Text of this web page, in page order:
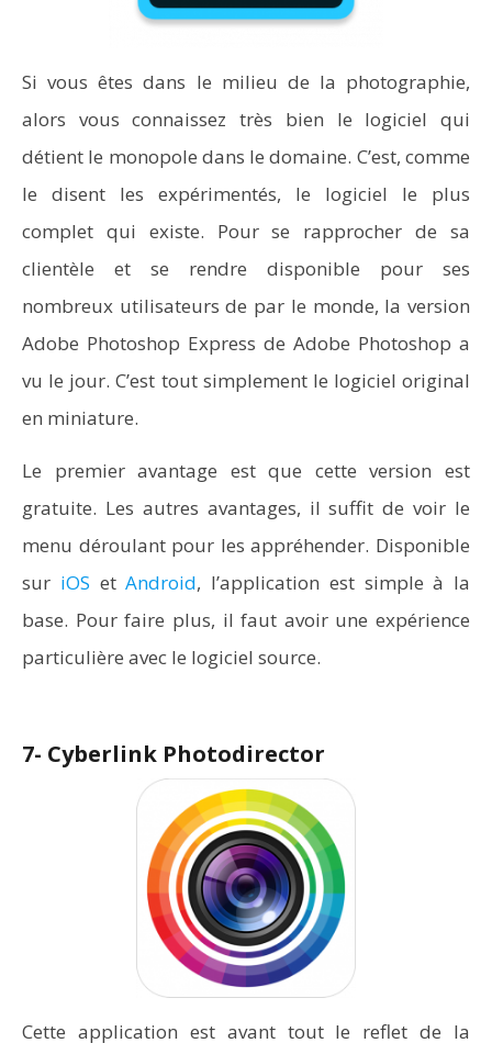
Si vous êtes dans le milieu de la photographie,
alors vous connaissez très bien le logiciel qui
détient le monopole dans le domaine. C’est, comme
le disent les expérimentés, le logiciel le plus
complet qui existe. Pour se rapprocher de sa
clientèle et se rendre disponible pour ses
nombreux utilisateurs de par le monde, la version
Adobe Photoshop Express de Adobe Photoshop a
vu le jour. C’est tout simplement le logiciel original
en miniature.
Le premier avantage est que cette version est
gratuite. Les autres avantages, il suffit de voir le
menu déroulant pour les appréhender. Disponible
sur iOS etAndroid, l’application est simple à la
base. Pour faire plus, il faut avoir une expérience
particulière avec le logiciel source.
7- Cyberlink Photodirector
Cette application est avant tout le reflet de la